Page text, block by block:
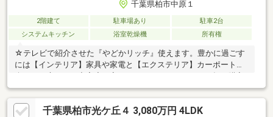
千葉県柏市中原１
2階建て 駐車場あり
駐車2台
システムキッチン
浴室乾燥機 所有権
☆テレビで紹介させた『やどかリッチ』使えます。豊かに過ごす
には【インテリア】家具や家電と【エクステリア】カーポートや
でき、その代金を住宅ローンに組み込むことが可能なサービス、
それがやどかリッチです。エムイーPLUS城東のおすすめポイント
♪◆頭金０円でもＯＫ！（諸経費含む）◆お客様に合わせた最適
千葉県柏市光ケ丘４ 3,080万円 4LDK